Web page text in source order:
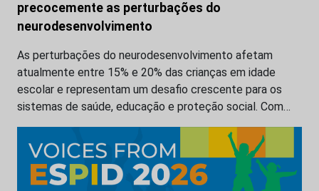
precocemente as perturbações do
neurodesenvolvimento
As perturbações do neurodesenvolvimento afetam
atualmente entre 15% e 20% das crianças em idade
escolar e representam um desafio crescente para os
sistemas de saúde, educação e proteção social. Com…